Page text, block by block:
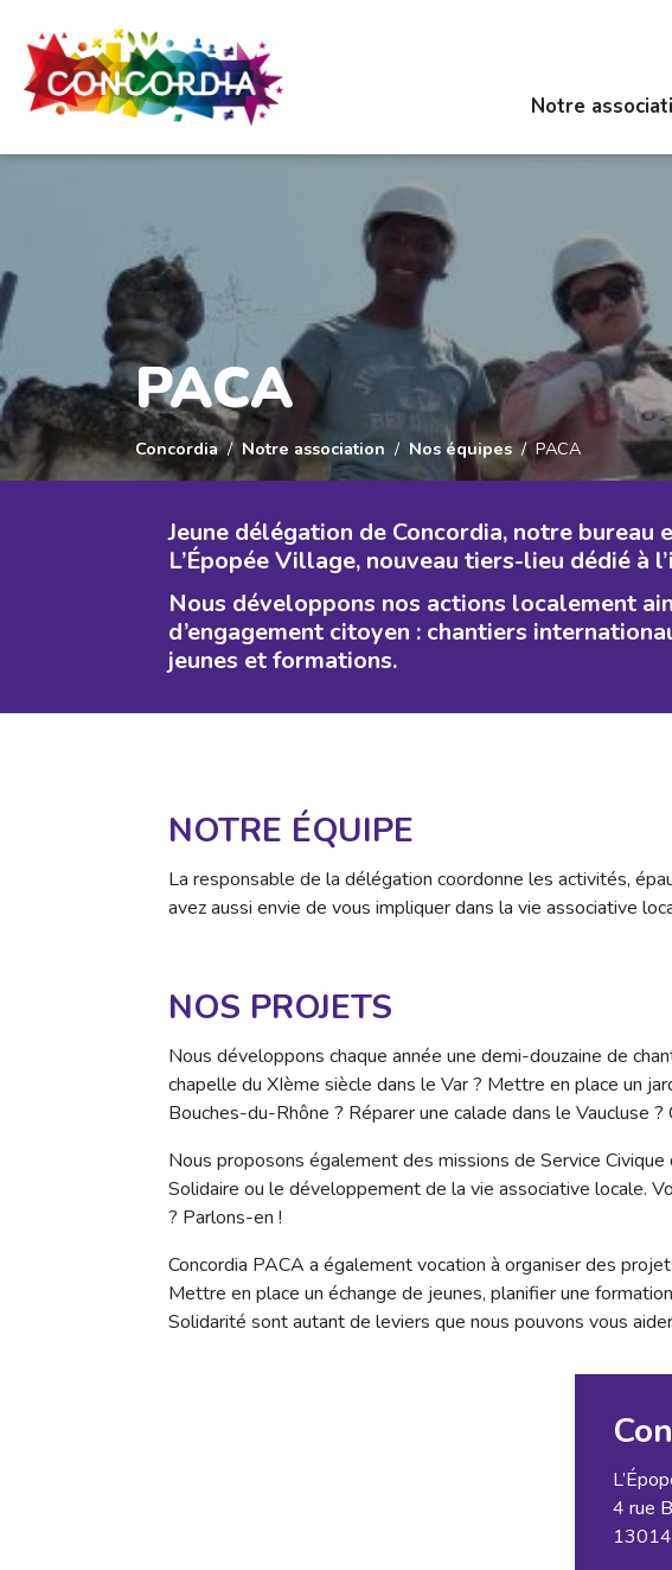
Notre
PACA
Concordia Notre association Nos équipes PACA
Jeune délégation de Concordia, notre
L’Épopée Village, nouveau tiers-lieu dédié à
Nous développons nos actions localement
d’engagement citoyen : chantiers
jeunes et formations.
NOTRE ÉQUIPE
La responsable de la délégation coordonne les activités,
avez aussi envie de vous impliquer dans la vie associative
NOS PROJETS
Nous développons chaque année une demi-douzaine de
chapelle du XIème siècle dans le Var ? Mettre en place un
Bouches-du-Rhône ? Réparer une calade dans le Vaucluse ?
Nous proposons également des missions de Service
Solidaire ou le développement de la vie associative locale.
? Parlons-en !
Concordia PACA a également vocation à organiser des
Mettre en place un échange de jeunes, planifier une
Solidarité sont autant de leviers que nous pouvons vous
4 rue